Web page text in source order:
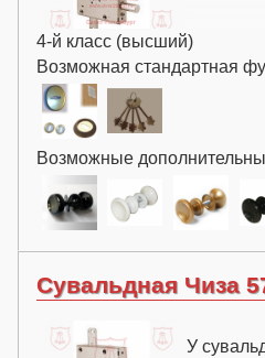
4-й класс (высший)
У